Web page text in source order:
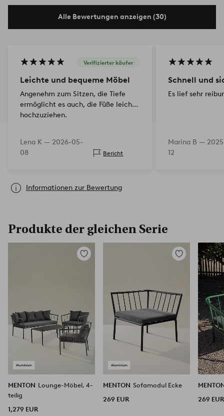
Alle Bewertungen anzeigen (30)
Verifizierter käufer
Leichte und bequeme Möbel
Angenehm zum Sitzen, die Tiefe
ermöglicht es auch, die Füße leicht
hochzuziehen.
Lena K — 2026-05-
08
Bericht
Schnell und
Es lief sehr
Marina B —
12
Informationen zur Bewertung
Produkte der gleichen Serie
Zu
MENTON Lounge-Möbel, 4-
teilig
1,279 EUR
Zu
Favoriten
hinzufügen
MENTON Sofamodul Ecke
269 EUR
269 EUR